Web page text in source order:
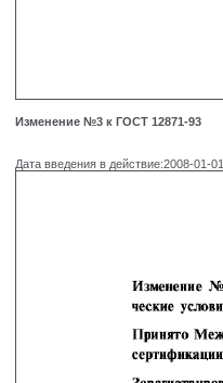
Изменение №3 к ГОСТ 12871-93
Дата введения в действие:2008-01-01